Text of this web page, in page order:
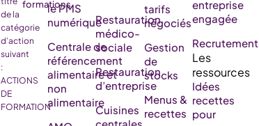
de la
catégorie
d’action
suivant
:
ACTIONS
DE
FORMATION
formations
le PMS
numérique
Centrale de
référencement
alimentaire et
non
alimentaire
Restauration
médico-
sociale
Restauration
d’entreprise
Cuisines
tarifs
négociés
Gestion
de
stocks
Menus &
recettes
entreprise
engagée
Recrutement
Idées
recettes
pour